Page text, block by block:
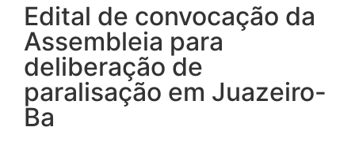
Edital de convocação da
Assembleia para
deliberação de
paralisação em Juazeiro-
Ba